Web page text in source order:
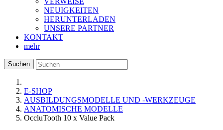
NEUIGKEITEN
HERUNTERLADEN
UNSERE PARTNER
KONTAKT
mehr
Suchen
E-SHOP
AUSBILDUNGSMODELLE UND -WERKZEUGE
ANATOMISCHE MODELLE
OccluTooth 10 x Value Pack